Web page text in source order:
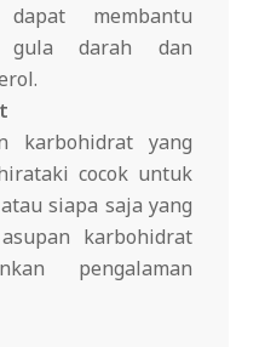
membantu
gula darah dan
karbohidrat yang
cocok untuk
siapa saja yang
karbohidrat
pengalaman